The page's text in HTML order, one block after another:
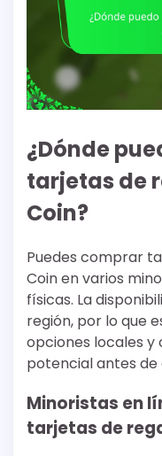
¿Dónde
tarjetas de
Coin?
Puedes comprar
Coin en varios
físicas. La
región, por lo que
opciones locales
potencial antes
Minoristas en
tarjetas de